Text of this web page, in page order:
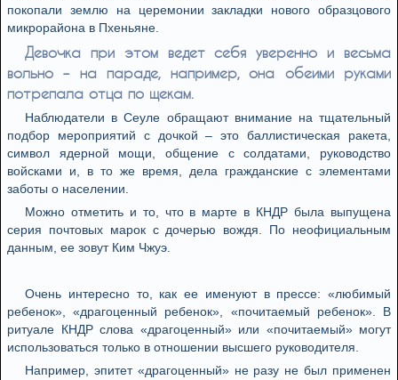
покопали землю на церемонии закладки нового образцового
микрорайона в Пхеньяне.
Девочка при этом ведет себя уверенно и весьма
вольно – на параде, например, она обеими руками
потрепала отца по щекам.
Наблюдатели в Сеуле обращают внимание на тщательный
подбор мероприятий с дочкой – это баллистическая ракета,
символ ядерной мощи, общение с солдатами, руководство
войсками и, в то же время, дела гражданские с элементами
заботы о населении.
Можно отметить и то, что в марте в КНДР была выпущена
серия почтовых марок с дочерью вождя. По неофициальным
данным, ее зовут Ким Чжуэ.
Очень интересно то, как ее именуют в прессе: «любимый
ребенок», «драгоценный ребенок», «почитаемый ребенок». В
ритуале КНДР слова «драгоценный» или «почитаемый» могут
использоваться только в отношении высшего руководителя.
Например, эпитет «драгоценный» не разу не был применен